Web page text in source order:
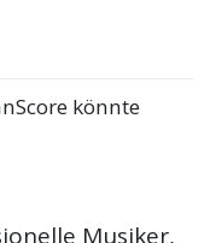
könnte
Musiker,